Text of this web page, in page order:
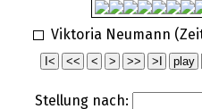
Viktoria Neumann
Stellung nach: